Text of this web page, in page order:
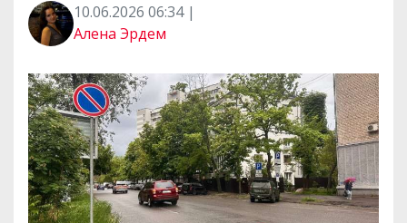
10.06.2026 06:34 |
Алена Эрдем